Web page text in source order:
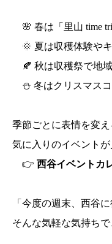
🌸 春は「里山 time
🌞 夏は収穫体験や
🍂 秋は収穫祭で地
⛄ 冬はクリスマス
季節ごとに表情を変
気に入りのイベントが
👉 西谷イベントカ
「今度の週末、西谷
そんな気軽な気持ち